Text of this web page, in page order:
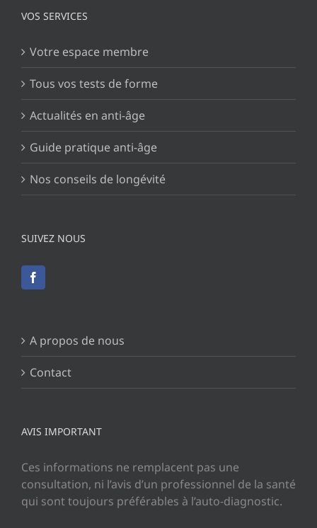
VOS SERVICES
Votre espace membre
Tous vos tests de forme
Actualités en anti-âge
Guide pratique anti-âge
Nos conseils de longévité
SUIVEZ NOUS
A propos de nous
Contact
AVIS IMPORTANT
Ces informations ne remplacent pas une
consultation, ni l’avis d’un professionnel de la santé
qui sont toujours préférables à l’auto-diagnostic.